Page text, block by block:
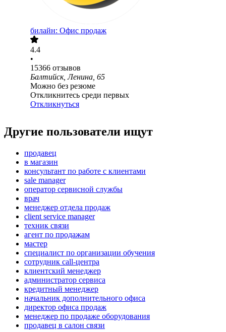
билайн: Офис продаж
4.4
•
15366 отзывов
Балтийск, Ленина, 65
Можно без резюме
Откликнитесь среди первых
Откликнуться
Другие пользователи ищут
продавец
в магазин
консультант по работе с клиентами
sale manager
оператор сервисной службы
врач
менеджер отдела продаж
client service manager
техник связи
агент по продажам
мастер
специалист по организации обучения
сотрудник call-центра
клиентский менеджер
администратор сервиса
кредитный менеджер
начальник дополнительного офиса
директор офиса продаж
менеджер по продаже оборудования
продавец в салон связи